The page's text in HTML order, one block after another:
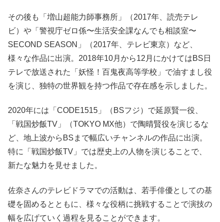
その後も「増山超能力師事務所」（2017年、読売テレ
ビ）や「警視庁ゼロ係〜生活安全課なんでも相談室〜
SECOND SEASON」（2017年、テレビ東京）など、
様々な作品に出演。2018年10月から12月にかけてはBS日
テレで放送された「妖怪！百鬼夜高等学校」で油すまし役
を演じ、独特の世界観を持つ作品で存在感を示しました。
2020年には「CODE1515」（BSフジ）で延原賢一役、
「戦国炒飯TV」（TOKYO MX他）で陶晴賢役を演じるな
ど、地上波からBSまで幅広いチャンネルの作品に出演。
特に「戦国炒飯TV」では歴史上の人物を演じることで、
新たな魅力を見せました。
佐奈さんのテレビドラマでの活動は、若手俳優としての基
礎を固めるとともに、様々な役柄に挑戦することで演技の
幅を広げていく過程を見ることができます。